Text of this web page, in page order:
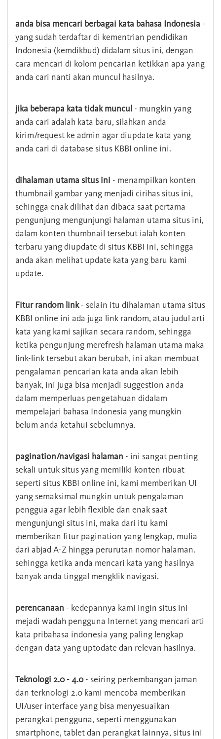
anda bisa mencari berbagai kata bahasa Indonesia -
yang sudah terdaftar di kementrian pendidikan
Indonesia (kemdikbud) didalam situs ini, dengan
cara mencari di kolom pencarian ketikkan apa yang
anda cari nanti akan muncul hasilnya.
jika beberapa kata tidak muncul - mungkin yang
anda cari adalah kata baru, silahkan anda
kirim/request ke admin agar diupdate kata yang
anda cari di database situs KBBI online ini.
dihalaman utama situs ini - menampilkan konten
thumbnail gambar yang menjadi cirihas situs ini,
sehingga enak dilihat dan dibaca saat pertama
pengunjung mengunjungi halaman utama situs ini,
dalam konten thumbnail tersebut ialah konten
terbaru yang diupdate di situs KBBI ini, sehingga
anda akan melihat update kata yang baru kami
update.
Fitur random link- selain itu dihalaman utama situs
KBBI online ini ada juga link random, atau judul arti
kata yang kami sajikan secara random, sehingga
ketika pengunjung merefresh halaman utama maka
link-link tersebut akan berubah, ini akan membuat
pengalaman pencarian kata anda akan lebih
banyak, ini juga bisa menjadi suggestion anda
dalam memperluas pengetahuan didalam
mempelajari bahasa Indonesia yang mungkin
belum anda ketahui sebelumnya.
pagination/navigasi halaman - ini sangat penting
sekali untuk situs yang memiliki konten ribuat
seperti situs KBBI online ini, kami memberikan UI
yang semaksimal mungkin untuk pengalaman
penggua agar lebih flexible dan enak saat
mengunjungi situs ini, maka dari itu kami
memberikan fitur pagination yang lengkap, mulia
dari abjad A-Z hingga perurutan nomor halaman.
sehingga ketika anda mencari kata yang hasilnya
banyak anda tinggal mengklik navigasi.
perencanaan - kedepannya kami ingin situs ini
mejadi wadah pengguna Internet yang mencari arti
kata pribahasa indonesia yang paling lengkap
dengan data yang uptodate dan relevan hasilnya.
Teknologi 2.0 - 4.0- seiring perkembangan jaman
dan terknologi 2.0 kami mencoba memberikan
UI/user interface yang bisa menyesuaikan
perangkat pengguna, seperti menggunakan
smartphone, tablet dan perangkat lainnya, situs ini